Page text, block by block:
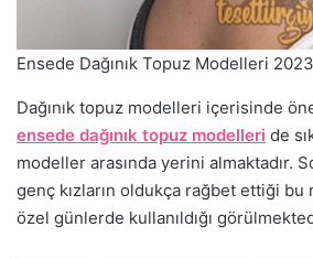
Ensede Dağınık Topuz Modelleri 2023
Dağınık topuz modelleri içerisinde
ensede dağınık topuz modelleri de
modeller arasında yerini almaktadır.
genç kızların oldukça rağbet ettiği
özel günlerde kullanıldığı